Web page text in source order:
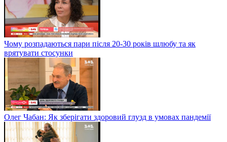
Чому розпадаються пари після 20-30 років шлюбу та як
врятувати стосунки
Олег Чабан: Як зберігати здоровий глузд в умовах пандемії